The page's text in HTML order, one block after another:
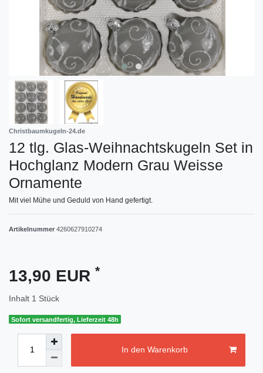
Christbaumkugeln-24.de
12 tlg. Glas-Weihnachtskugeln Set in
Hochglanz Modern Grau Weisse
Ornamente
Mit viel Mühe und Geduld von Hand gefertigt.
Artikelnummer 4260627910274
13,90 EUR *
Inhalt 1 Stück
Sofort versandfertig, Lieferzeit 48h
In den Warenkorb